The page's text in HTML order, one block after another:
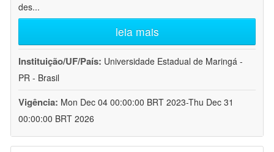
des...
leia mais
Instituição/UF/País: Universidade Estadual de Maringá -
PR - Brasil
Vigência: Mon Dec 04 00:00:00 BRT 2023-Thu Dec 31
00:00:00 BRT 2026